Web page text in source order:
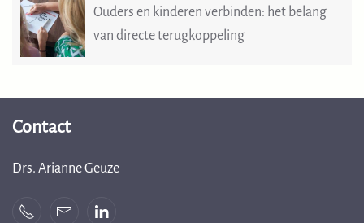
Ouders en kinderen verbinden: het belang
van directe terugkoppeling
Contact
Drs. Arianne Geuze